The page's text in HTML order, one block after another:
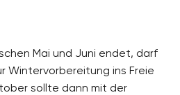
Mai und Juni endet, darf
Wintervorbereitung ins Freie
sollte dann mit der